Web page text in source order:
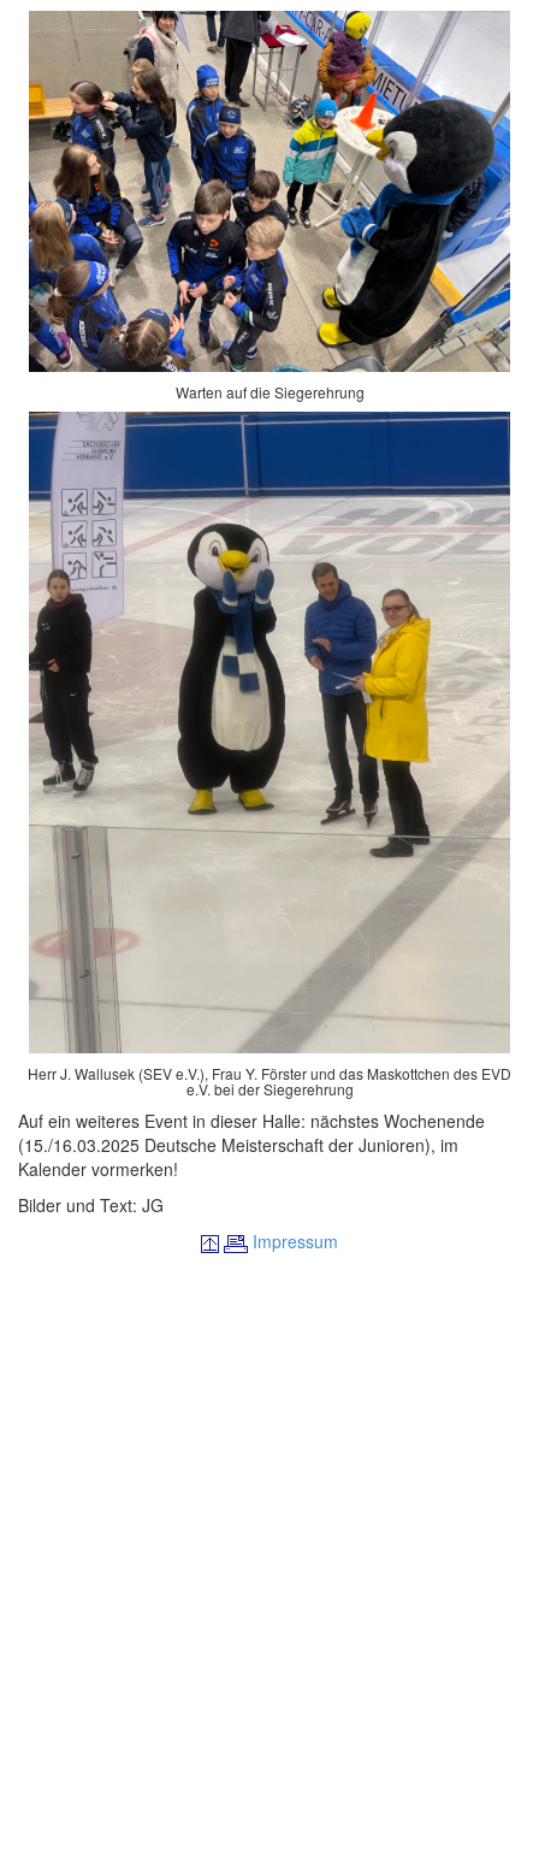
Warten auf die Siegerehrung
Herr J. Wallusek (SEV e.V.), Frau Y. Förster und das Maskottchen des EVD
e.V. bei der Siegerehrung
Auf ein weiteres Event in dieser Halle: nächstes Wochenende
(15./16.03.2025 Deutsche Meisterschaft der Junioren), im
Kalender vormerken!
Bilder und Text: JG
Impressum